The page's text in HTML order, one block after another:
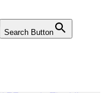
Search Button